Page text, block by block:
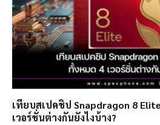
เทียบสเปคชิป Snapdragon 8
เวอร์ชั่นต่างกันยังไงบ้าง?